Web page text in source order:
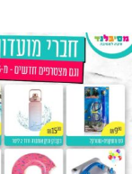
מין העובר רק